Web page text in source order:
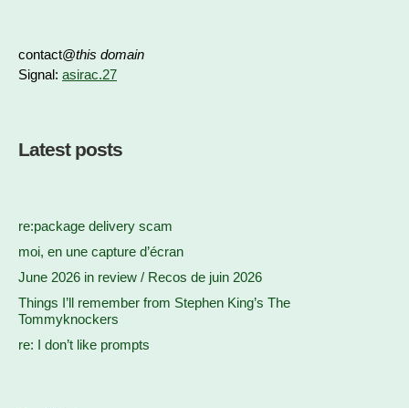
contact@this domain
Signal: asirac.27
Latest posts
re:package delivery scam
moi, en une capture d’écran
June 2026 in review / Recos de juin 2026
Things I’ll remember from Stephen King’s The
Tommyknockers
re: I don’t like prompts